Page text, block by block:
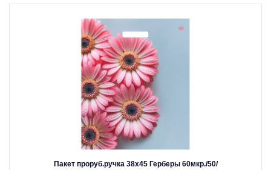
Пакет проруб.ручка 38х45 Герберы 60мкр./50/